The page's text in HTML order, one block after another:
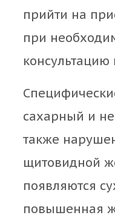
прийти на
при
консультацию
сахарный и
также
щитовидной
появляются
повышенная